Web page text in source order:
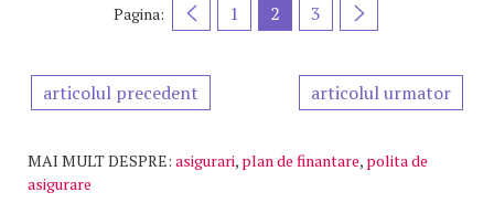
Pagina: 1 2 3
articolul precedent articolul urmator
MAI MULT DESPRE: asigurari, plan de finantare, polita de
asigurare